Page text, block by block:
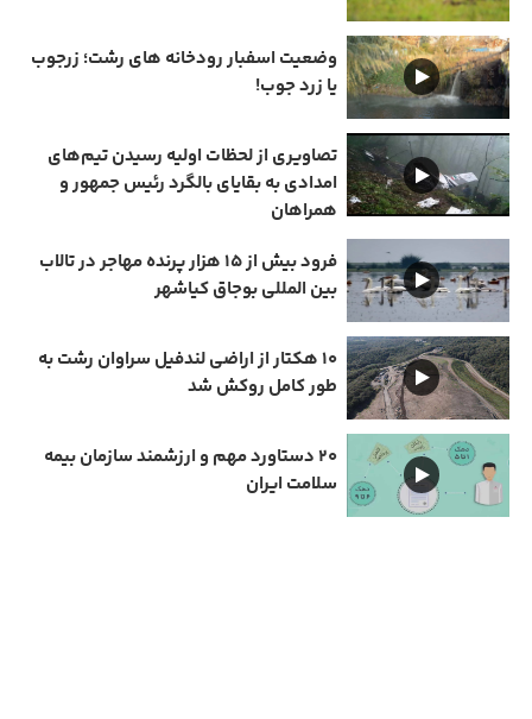
وضعیت اسفبار رودخانه های رشت؛ زرجوب
یا زرد جوب!
تصاویری از لحظات اولیه رسیدن تیم‌های
امدادی به بقایای بالگرد رئیس جمهور و
همراهان
فرود بیش از ۱۵ هزار پرنده مهاجر در تالاب
بین المللی بوجاق کیاشهر
۱۰ هکتار از اراضی لندفیل سراوان رشت به
طور کامل روکش شد
۲۰ دستاورد مهم و ارزشمند سازمان بیمه
سلامت ایران